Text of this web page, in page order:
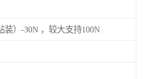
装）-30N ，较大支持100N